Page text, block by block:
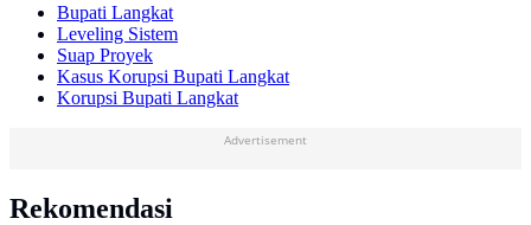
Bupati Langkat
Leveling Sistem
Suap Proyek
Kasus Korupsi Bupati Langkat
Korupsi Bupati Langkat
Advertisement
Rekomendasi